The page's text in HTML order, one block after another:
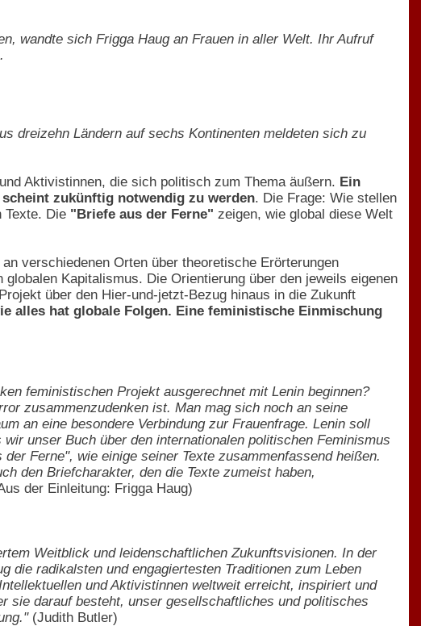
wandte sich Frigga Haug an Frauen in aller Welt. Ihr Aufruf
dreizehn Ländern auf sechs Kontinenten meldeten sich zu
Aktivistinnen, die sich politisch zum Thema äußern. Ein
zukünftig notwendig zu werden. Die Frage: Wie stellen
Texte. Die "Briefe aus der Ferne" zeigen, wie global diese Welt
verschiedenen Orten über theoretische Erörterungen
Kapitalismus. Die Orientierung über den jeweils eigenen
über den Hier-und-jetzt-Bezug hinaus in die Zukunft
alles hat globale Folgen. Eine feministische Einmischung
feministischen Projekt ausgerechnet mit Lenin beginnen?
zusammenzudenken ist. Man mag sich noch an seine
an eine besondere Verbindung zur Frauenfrage. Lenin soll
unser Buch über den internationalen politischen Feminismus
Ferne", wie einige seiner Texte zusammenfassend heißen.
den Briefcharakter, den die Texte zumeist haben,
der Einleitung: Frigga Haug)
Weitblick und leidenschaftlichen Zukunftsvisionen. In der
die radikalsten und engagiertesten Traditionen zum Leben
und Aktivistinnen weltweit erreicht, inspiriert und
sie darauf besteht, unser gesellschaftliches und politisches
(Judith Butler)